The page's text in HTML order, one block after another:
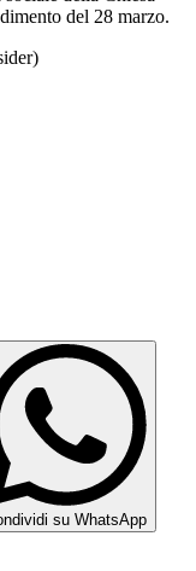
del 28 marzo.
su WhatsApp